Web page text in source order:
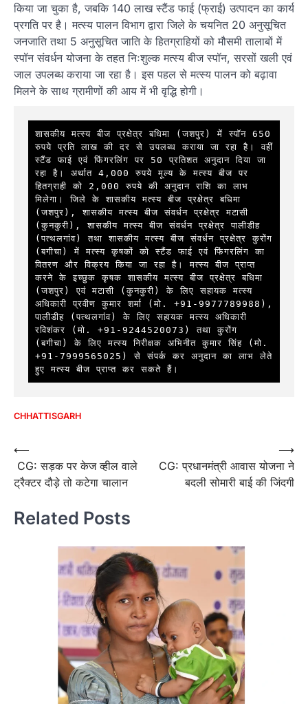
किया जा चुका है, जबकि 140 लाख स्टैंड फाई (फ्राई) उत्पादन का कार्य
प्रगति पर है। मत्स्य पालन विभाग द्वारा जिले के चयनित 20 अनुसूचित
जनजाति तथा 5 अनुसूचित जाति के हितग्राहियों को मौसमी तालाबों में
स्पॉन संवर्धन योजना के तहत निःशुल्क मत्स्य बीज स्पॉन, सरसों खली एवं
जाल उपलब्ध कराया जा रहा है। इस पहल से मत्स्य पालन को बढ़ावा
मिलने के साथ ग्रामीणों की आय में भी वृद्धि होगी।
शासकीय मत्स्य बीज प्रक्षेत्र बधिमा (जशपुर) में स्पॉन 650
रुपये प्रति लाख की दर से उपलब्ध कराया जा रहा है। वहीं
स्टैंड फाई एवं फिंगरलिंग पर 50 प्रतिशत अनुदान दिया जा
रहा है। अर्थात 4,000 रुपये मूल्य के मत्स्य बीज पर
हितग्राही को 2,000 रुपये की अनुदान राशि का लाभ
मिलेगा। जिले के शासकीय मत्स्य बीज प्रक्षेत्र बधिमा
(जशपुर), शासकीय मत्स्य बीज संवर्धन प्रक्षेत्र मटासी
(कुनकुरी), शासकीय मत्स्य बीज संवर्धन प्रक्षेत्र पालीडीह
(पत्थलगांव) तथा शासकीय मत्स्य बीज संवर्धन प्रक्षेत्र कुरोंग
(बगीचा) में मत्स्य कृषकों को स्टैंड फाई एवं फिंगरलिंग का
वितरण और विक्रय किया जा रहा है। मत्स्य बीज प्राप्त
करने के इच्छुक कृषक शासकीय मत्स्य बीज प्रक्षेत्र बधिमा
(जशपुर) एवं मटासी (कुनकुरी) के लिए सहायक मत्स्य
अधिकारी प्रवीण कुमार शर्मा (मो. +91-9977789988),
पालीडीह (पत्थलगांव) के लिए सहायक मत्स्य अधिकारी
रविशंकर (मो. +91-9244520073) तथा कुरोंग
(बगीचा) के लिए मत्स्य निरीक्षक अभिनीत कुमार सिंह (मो.
+91-7999565025) से संपर्क कर अनुदान का लाभ लेते
हुए मत्स्य बीज प्राप्त कर सकते हैं।
CHHATTISGARH
Post
navigation
⟵
CG: सड़क पर केज व्हील वाले
ट्रैक्टर दौड़े तो कटेगा चालान
CG: प्रधानमंत्री आवास योजना ने
बदली सोमारी बाई की जिंदगी
⟶
Related Posts